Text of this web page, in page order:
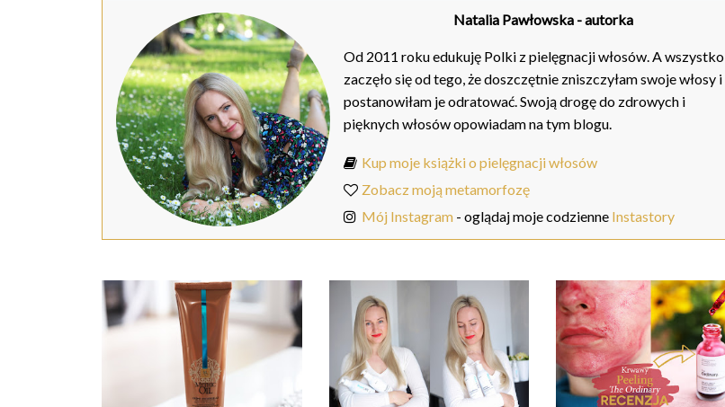
Natalia Pawłowska- autorka
Od 2011 roku edukuję Polki z pielęgnacji włosów. A wszystko
zaczęło się od tego, że doszczętnie zniszczyłam swoje włosy i
postanowiłam je odratować. Swoją drogę do zdrowych i
pięknych włosów opowiadam na tym blogu.
Kup moje książki o pielęgnacji włosów
Zobacz moją metamorfozę
Mój Instagram - oglądaj moje codzienne Instastory